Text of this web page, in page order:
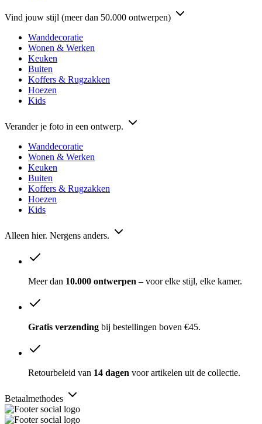
Vind jouw stijl (meer dan 50.000 ontwerpen)
Wanddecoratie
Wonen & Werken
Keuken
Buiten
Koffers & Rugzakken
Hoezen
Kids
Verander je foto in een ontwerp.
Wanddecoratie
Wonen & Werken
Keuken
Buiten
Koffers & Rugzakken
Hoezen
Kids
Alleen hier. Nergens anders.
Meer dan 10.000 ontwerpen –voor elke stijl, elke kamer.
Gratis verzending bij bestellingen boven €45.
Retourbeleid van 14 dagen voor artikelen uit de collectie.
Betaalmethodes